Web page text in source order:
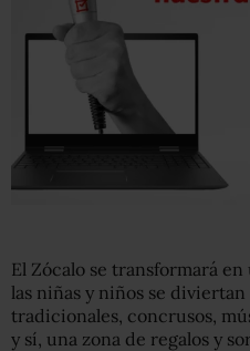
El Zócalo se transformará
las niñas y niños se
tradicionales, concrusos,
y sí, una zona de regalos y